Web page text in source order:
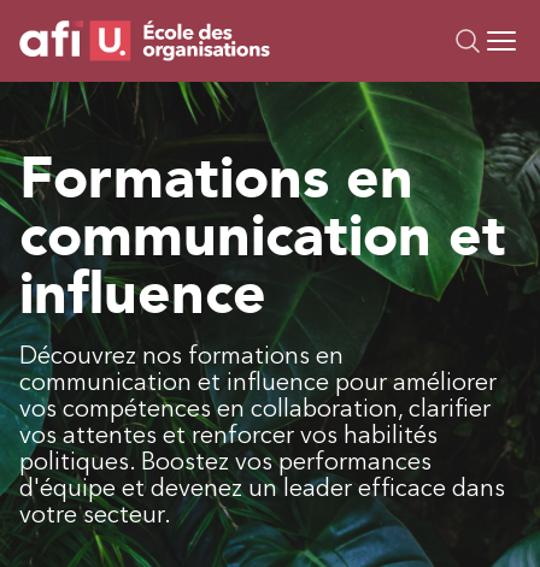
Formations
Campus IA
Sur mesure
À propos
Ressources
Formations en
communication et
influence
Découvrez nos formations en
communication et influence pour améliorer
vos compétences en collaboration, clarifier
vos attentes et renforcer vos habilités
politiques. Boostez vos performances
d'équipe et devenez un leader efficace dans
votre secteur.